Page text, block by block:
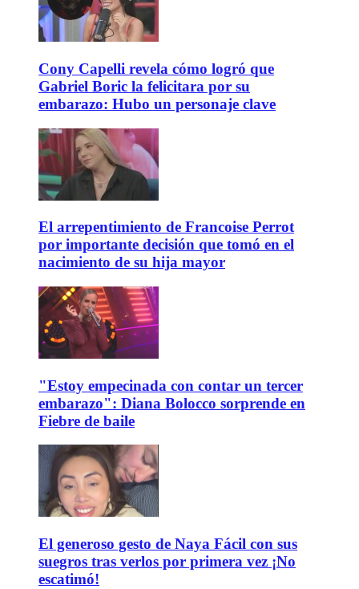
Cony Capelli revela cómo logró que
Gabriel Boric la felicitara por su
embarazo: Hubo un personaje clave
El arrepentimiento de Francoise Perrot
por importante decisión que tomó en el
nacimiento de su hija mayor
"Estoy empecinada con contar un tercer
embarazo": Diana Bolocco sorprende en
Fiebre de baile
El generoso gesto de Naya Fácil con sus
suegros tras verlos por primera vez ¡No
escatimó!